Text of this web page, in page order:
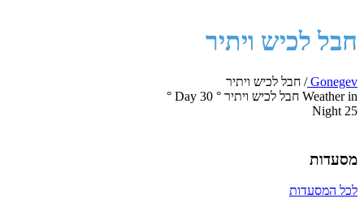
חבל לכיש ויתיר
Gonegev
/ חבל לכיש ויתיר
Weather in חבל לכיש ויתיר
°
30
Day
°
25
Night
מסעדות
לכל המסעדות